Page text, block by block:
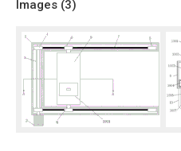
Images (3)